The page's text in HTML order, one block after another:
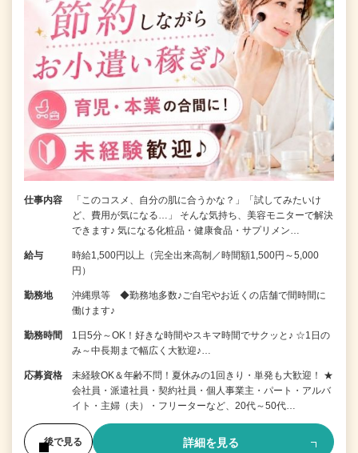
仕事内容
「このコスメ、自分の肌に合うかな？」「試してみたいけ
ど、費用が気になる…」 そんな気持ち、美容モニターで解決
できます♪ 気になる化粧品・健康食品・サプリメン…
給与
時給1,500円以上（完全出来高制／時間額1,500円～5,000
円）
勤務地
沖縄県等 ◆勤務地多数♪ご自宅やお近くの店舗で間時間に
働けます♪
勤務時間
1日5分～OK！好きな時間やスキマ時間でサクッと♪ ☆1日の
み～中長期まで幅広く大歓迎♪…
応募資格
未経験OK＆年齢不問！夏休みの1回きり・単発も大歓迎！ ★
会社員・派遣社員・契約社員・個人事業主・パート・アルバ
イト・主婦（夫）・フリーターなど、20代～50代…
後で見る 詳細を見る